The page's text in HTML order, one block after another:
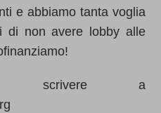
e abbiamo tanta voglia
di non avere lobby alle
scrivere a